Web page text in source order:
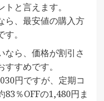
と言えます。
ら、最安値の購入方
。
なら、価格が割引さ
すめです。
円ですが、定期コ
％OFFの1,480円ま